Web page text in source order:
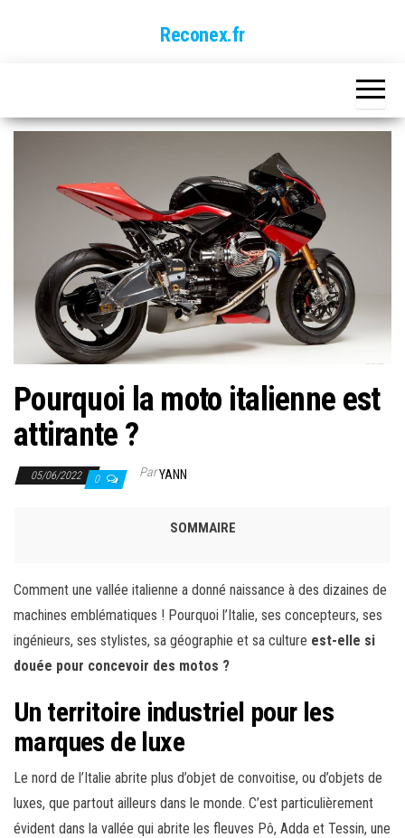
Reconex.fr
Pourquoi la moto italienne est
attirante ?
05/06/2022 0 ParYANN
SOMMAIRE
Comment une vallée italienne a donné naissance à des dizaines de
machines emblématiques ! Pourquoi l’Italie, ses concepteurs, ses
ingénieurs, ses stylistes, sa géographie et sa culture est-elle si
douée pour concevoir des motos ?
Un territoire industriel pour les
marques de luxe
Le nord de l’Italie abrite plus d’objet de convoitise, ou d’objets de
luxes, que partout ailleurs dans le monde. C’est particulièrement
évident dans la vallée qui abrite les fleuves Pô, Adda et Tessin, une